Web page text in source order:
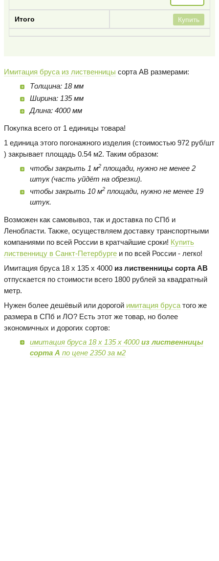
Купить
Имитация бруса из лиственницы сорта AB размерами:
Толщина: 18 мм
Ширина: 135 мм
Длина: 4000 мм
Покупка всего от 1 единицы товара!
1 единица этого погонажного изделия (стоимостью 972 руб/шт
) закрывает площадь 0.54 м2. Таким образом:
чтобы закрыть 1 м2площади, нужно не менее 2
штук (часть уйдёт на обрезки).
чтобы закрыть 10 м2площади, нужно не менее 19
штук.
Возможен как самовывоз, так и доставка по СПб и
Ленобласти. Также, осуществляем доставку транспортными
компаниями по всей России в кратчайшие сроки! Купить
лиственницу в Санкт-Петербурге и по всей России - легко!
Имитация бруса 18 х 135 х 4000 из лиственницы сорта AB
отпускается по стоимости всего 1800 рублей за квадратный
метр.
Нужен более дешёвый или дорогой имитация бруса того же
размера в СПб и ЛО? Есть этот же товар, но более
экономичных и дорогих сортов:
имитация бруса 18 х 135 х 4000из лиственницы
сорта А по цене 2350 за м2